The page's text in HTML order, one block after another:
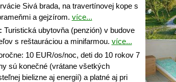
Sivá brada, na travertínovej kope s
a gejzírom. více...
Turistická ubytovňa (penzión) v budove
s reštauráciou a minifarmou. více...
10 EUR/os/noc, deti do 10 rokov 7
sú konečné (vrátane všetkých
bielizne aj energií) a platné aj pri